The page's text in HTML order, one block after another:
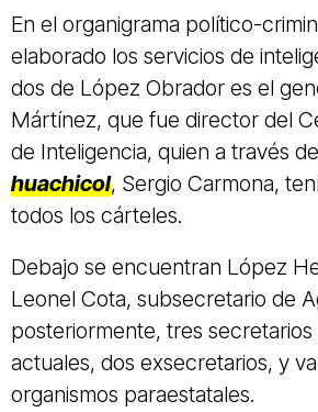
En el organigrama político-
elaborado los servicios de
dos de López Obrador es el
Mártínez, que fue director del
de Inteligencia, quien a través
huachicol, Sergio Carmona,
todos los cárteles.
Debajo se encuentran López
Leonel Cota, subsecretario de
posteriormente, tres secretarios
actuales, dos exsecretarios, y
organismos paraestatales.